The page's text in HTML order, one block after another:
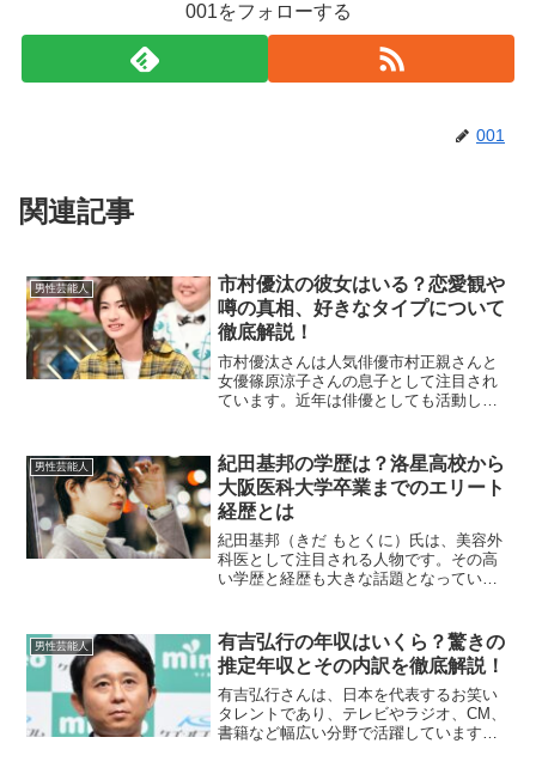
001をフォローする
001
関連記事
男性芸能人
市村優汰の彼女はいる？恋愛観や
噂の真相、好きなタイプについて
徹底解説！
市村優汰さんは人気俳優市村正親さんと
女優篠原涼子さんの息子として注目され
ています。近年は俳優としても活動して
この記事では、市村優汰さんの恋愛事情
に関する情報を詳しくご紹...
男性芸能人
紀田基邦の学歴は？洛星高校から
大阪医科大学卒業までのエリート
経歴とは
紀田基邦（きだ もとくに）氏は、美容外
科医として注目される人物です。その高
い学歴と経歴も大きな話題となっていま
基邦はどの高校を卒業した？紀田基邦氏
は京都出身で、高校は洛...
男性芸能人
有吉弘行の年収はいくら？驚きの
推定年収とその内訳を徹底解説！
有吉弘行さんは、日本を代表するお笑い
タレントであり、テレビやラジオ、CM、
書籍など幅広い分野で活躍しています。